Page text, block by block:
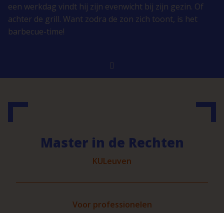
een werkdag vindt hij zijn evenwicht bij zijn gezin. Of
achter de grill. Want zodra de zon zich toont, is het
barbecue-time!
Master in de Rechten
KULeuven
Voor professionelen